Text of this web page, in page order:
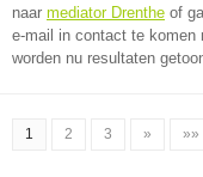
naar mediator Drenthe of
e-mail in contact te komen
worden nu resultaten
1 2 3 » »»